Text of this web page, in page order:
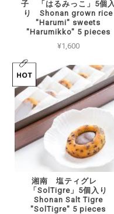
子 「はるみっこ」5個入
り Shonan grown rice
"Harumi" sweets
"Harumikko" 5 pieces
¥1,600
湘南 塩ティグレ
「SolTigre」5個入り
Shonan Salt Tigre
"SolTigre" 5 pieces